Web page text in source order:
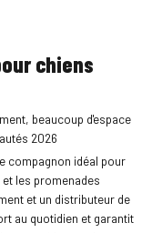
chiens
beaucoup d'espace
2026
compagnon idéal pour
les promenades
et un distributeur de
au quotidien et garantit